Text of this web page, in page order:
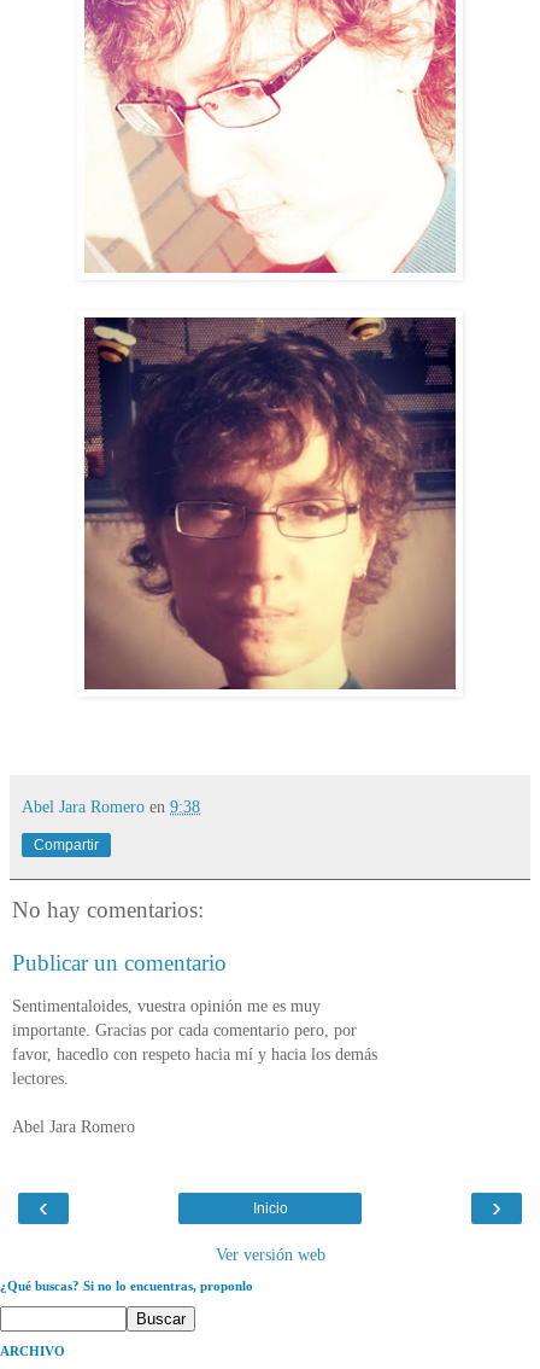
Abel Jara Romero en 9:38
Compartir
No hay comentarios:
Publicar un comentario
Sentimentaloides, vuestra opinión me es muy
importante. Gracias por cada comentario pero, por
favor, hacedlo con respeto hacia mí y hacia los demás
lectores.
Abel Jara Romero
‹ ›
Inicio
Ver versión web
¿Qué buscas? Si no lo encuentras, proponlo
ARCHIVO